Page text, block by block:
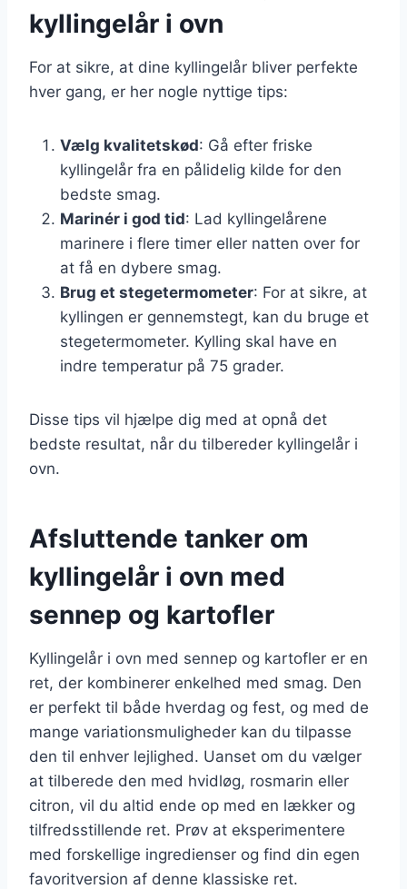
kyllingelår i ovn
For at sikre, at dine kyllingelår bliver perfekte
hver gang, er her nogle nyttige tips:
Vælg kvalitetskød: Gå efter friske
kyllingelår fra en pålidelig kilde for den
bedste smag.
Marinér i god tid: Lad kyllingelårene
marinere i flere timer eller natten over for
at få en dybere smag.
Brug et stegetermometer: For at sikre, at
kyllingen er gennemstegt, kan du bruge et
stegetermometer. Kylling skal have en
indre temperatur på 75 grader.
Disse tips vil hjælpe dig med at opnå det
bedste resultat, når du tilbereder kyllingelår i
ovn.
Afsluttende tanker om
kyllingelår i ovn med
sennep og kartofler
Kyllingelår i ovn med sennep og kartofler er en
ret, der kombinerer enkelhed med smag. Den
er perfekt til både hverdag og fest, og med de
mange variationsmuligheder kan du tilpasse
den til enhver lejlighed. Uanset om du vælger
at tilberede den med hvidløg, rosmarin eller
citron, vil du altid ende op med en lækker og
tilfredsstillende ret. Prøv at eksperimentere
med forskellige ingredienser og find din egen
favoritversion af denne klassiske ret.